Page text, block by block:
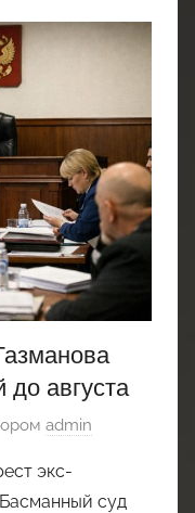
до августа
admin
экс-
суд